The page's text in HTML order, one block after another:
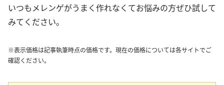
いつもメレンゲがうまく作れなくてお悩みの方ぜひ試して
みてください。
※表示価格は記事執筆時点の価格です。現在の価格については各サイトでご
確認ください。